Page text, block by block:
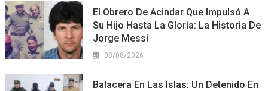
El Obrero De Acindar Que Impulsó A
Su Hijo Hasta La Gloria: La Historia De
Jorge Messi
08/08/2026
Balacera En Las Islas: Un Detenido En